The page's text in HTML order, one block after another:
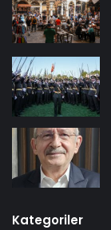
Kategoriler